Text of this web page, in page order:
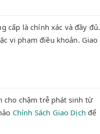
cấp là chính xác và đầy đủ.
vi phạm điều khoản. Giao
cho chậm trễ phát sinh từ
Chính Sách Giao Dịch để